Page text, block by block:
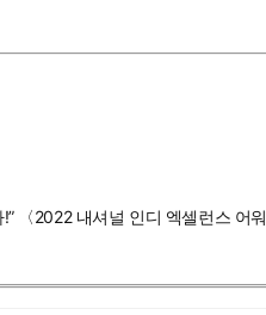
〈2022 내셔널 인디 엑셀런스 어